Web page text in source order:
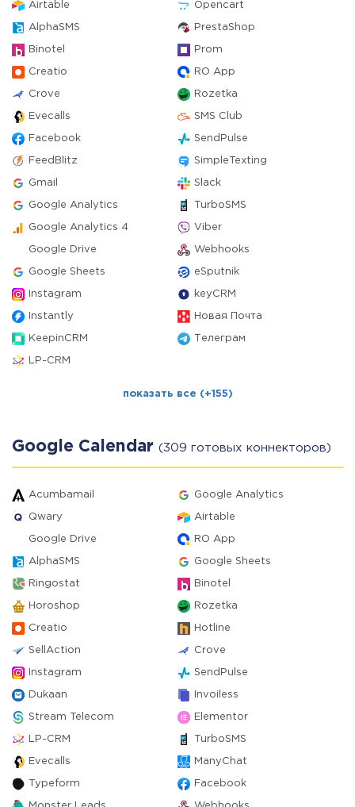
Airtable Opencart
AlphaSMS PrestaShop
Binotel Prom
Creatio RO App
Crove Rozetka
Evecalls SMS Club
Facebook SendPulse
FeedBlitz SimpleTexting
Gmail Slack
Google Analytics TurboSMS
Google Analytics 4 Viber
Google Drive Webhooks
Google Sheets eSputnik
Instagram keyCRM
Instantly Новая Почта
KeepinCRM Телеграм
LP-CRM
показать все (+155)
Google Calendar (309 готовых коннекторов)
Acumbamail Google Analytics
Qwary Airtable
Google Drive RO App
AlphaSMS Google Sheets
Ringostat Binotel
Horoshop Rozetka
Creatio Hotline
SellAction Crove
Instagram SendPulse
Dukaan Invoiless
Stream Telecom Elementor
LP-CRM TurboSMS
Evecalls ManyChat
Typeform Facebook